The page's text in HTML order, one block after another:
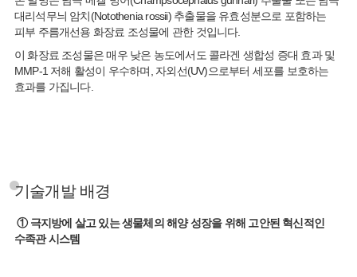
대리석무늬 암치(Notothenia rossii) 추출물을 유효성분으로 포함하는
피부 주름개선용 화장료 조성물에 관한 것입니다.
이 화장료 조성물은 매우 낮은 농도에서도 콜라겐 생합성 증대 효과 및
MMP-1 저해 활성이 우수하며, 자외선(UV)으로부터 세포를 보호하는
효과를 가집니다.
기술개발 배경
① 극지방에 살고 있는 생물체의 해양 성장을 위해 고안된 혁신적인
수족관 시스템